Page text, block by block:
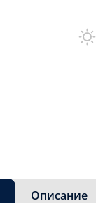
Описание